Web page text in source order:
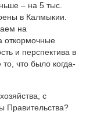
– на 5 тыс.
в Калмыкии.
на
откормочные
и перспектива в
что было когда-
с
Правительства?